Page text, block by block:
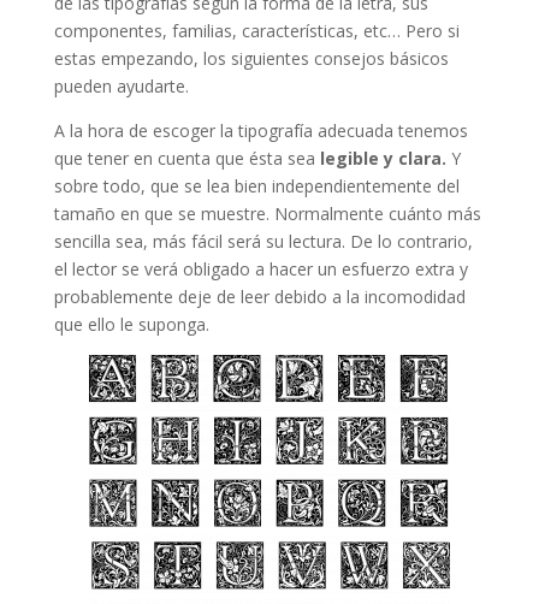
componentes, familias, características, etc… Pero si
estas empezando, los siguientes consejos básicos
pueden ayudarte.
A la hora de escoger la tipografía adecuada tenemos
que tener en cuenta que ésta sea legible y clara. Y
sobre todo, que se lea bien independientemente del
tamaño en que se muestre. Normalmente cuánto más
sencilla sea, más fácil será su lectura. De lo contrario,
el lector se verá obligado a hacer un esfuerzo extra y
probablemente deje de leer debido a la incomodidad
que ello le suponga.